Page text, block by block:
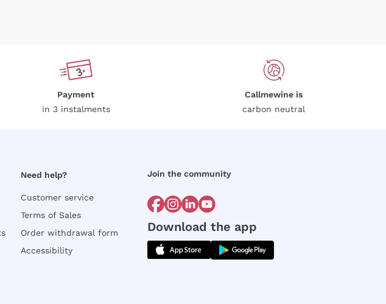
Payment
in 3 instalments
Callmewine is
carbon neutral
Need help?
Customer service
Terms of Sales
Order withdrawal form
Accessibility
Join the community
Download the app